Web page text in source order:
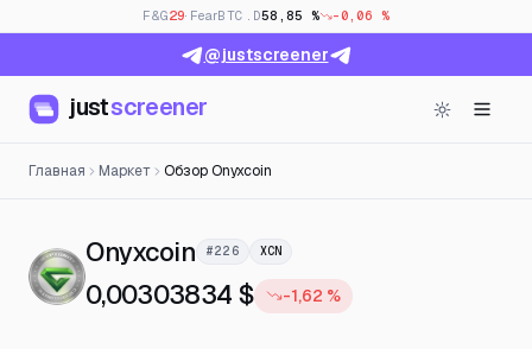
F&G29· FearBTC.D58,85 % -0,06 %
@justscreener
justscreener
Главная Маркет Обзор Onyxcoin
Onyxcoin — Цена, открытый
#226 XCN
0,00303834 $ -1,62 %